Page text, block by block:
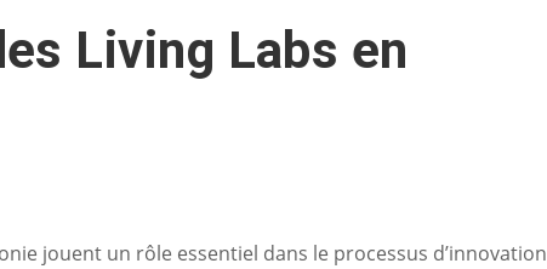
Living Labs en
jouent un rôle essentiel dans le processus d’innovation